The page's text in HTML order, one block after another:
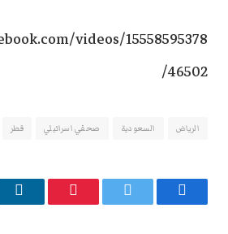
videos/15558595378
46502/
الرياض السعودية صحفي اسرائيلي قطر
فيسبوك تويتر بينتيريست